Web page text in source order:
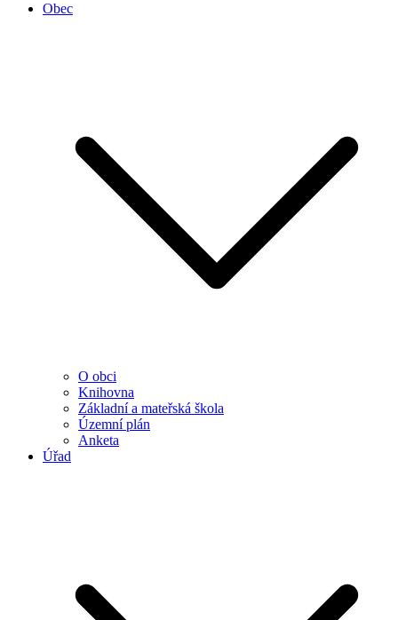
Obec
O obci
Knihovna
Základní a mateřská škola
Územní plán
Anketa
Úřad